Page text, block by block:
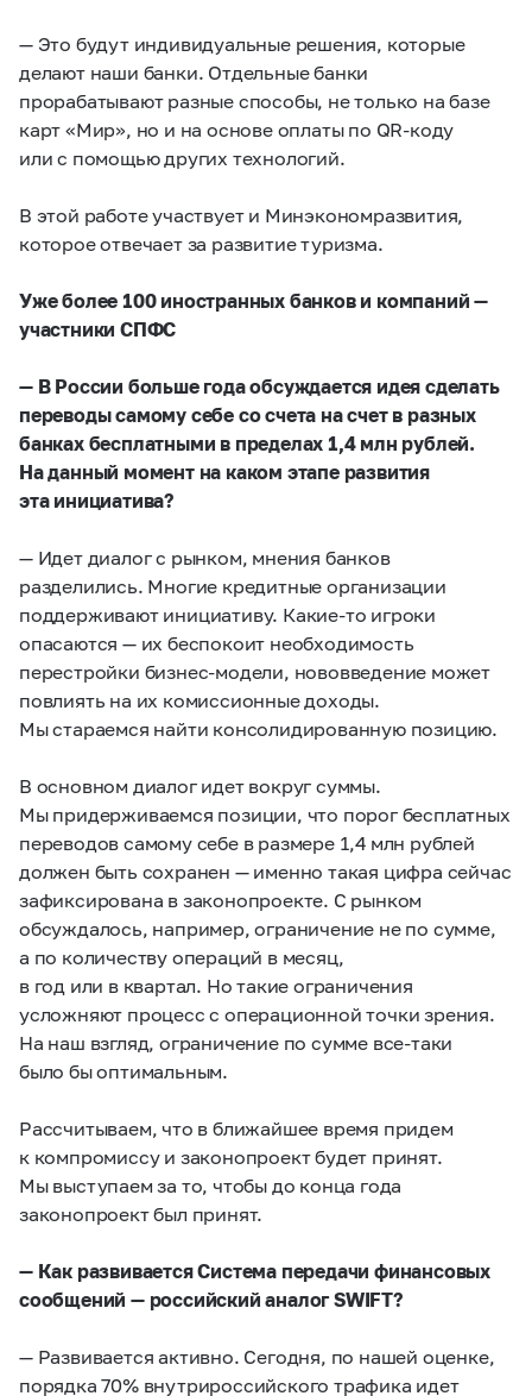
— Это будут индивидуальные решения, которые
делают наши банки. Отдельные банки
прорабатывают разные способы, не только на базе
карт «Мир», но и на основе оплаты по QR-коду
или с помощью других технологий.
В этой работе участвует и Минэкономразвития,
которое отвечает за развитие туризма.
Уже более 100 иностранных банков и компаний —
участники СПФС
— В России больше года обсуждается идея сделать
переводы самому себе со счета на счет в разных
банках бесплатными в пределах 1,4 млн рублей.
На данный момент на каком этапе развития
эта инициатива?
— Идет диалог с рынком, мнения банков
разделились. Многие кредитные организации
поддерживают инициативу. Какие-то игроки
опасаются — их беспокоит необходимость
перестройки бизнес-модели, нововведение может
повлиять на их комиссионные доходы.
Мы стараемся найти консолидированную позицию.
В основном диалог идет вокруг суммы.
Мы придерживаемся позиции, что порог бесплатных
переводов самому себе в размере 1,4 млн рублей
должен быть сохранен — именно такая цифра сейчас
зафиксирована в законопроекте. С рынком
обсуждалось, например, ограничение не по сумме,
а по количеству операций в месяц,
в год или в квартал. Но такие ограничения
усложняют процесс с операционной точки зрения.
На наш взгляд, ограничение по сумме все-таки
было бы оптимальным.
Рассчитываем, что в ближайшее время придем
к компромиссу и законопроект будет принят.
Мы выступаем за то, чтобы до конца года
законопроект был принят.
— Как развивается Система передачи финансовых
сообщений — российский аналог SWIFT?
— Развивается активно. Сегодня, по нашей оценке,
порядка 70% внутрироссийского трафика идет